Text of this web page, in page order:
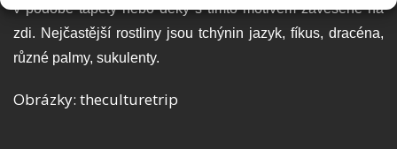
v podobě tapety nebo deky s tímto motivem zavěšené na
zdi. Nejčastější rostliny jsou tchýnin jazyk, fíkus, dracéna,
různé palmy, sukulenty.
Obrázky: theculturetrip